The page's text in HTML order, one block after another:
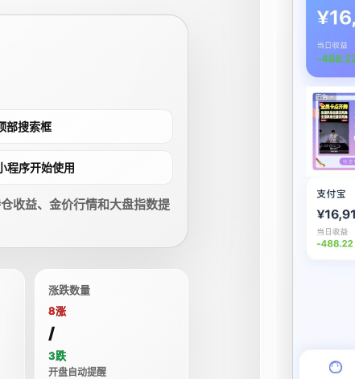
部搜索框
程序开始使用
收益、金价行情和大盘指数提
涨跌数量
8涨
/
3跌
开盘自动提醒